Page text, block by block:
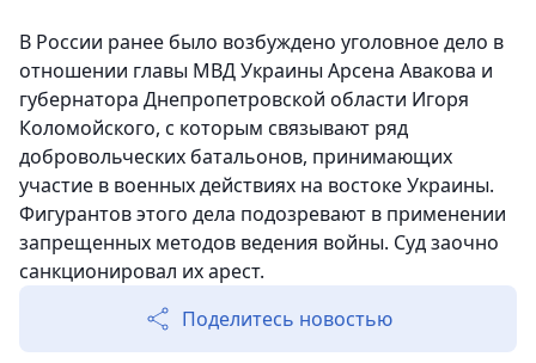
В России ранее было возбуждено уголовное дело в
отношении главы МВД Украины Арсена Авакова и
губернатора Днепропетровской области Игоря
Коломойского, с которым связывают ряд
добровольческих батальонов, принимающих
участие в военных действиях на востоке Украины.
Фигурантов этого дела подозревают в применении
запрещенных методов ведения войны. Суд заочно
санкционировал их арест.
Поделитесь новостью